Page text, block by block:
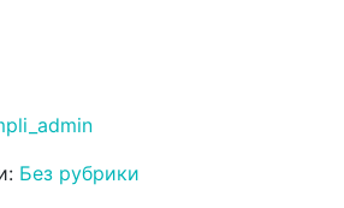
Без рубрики